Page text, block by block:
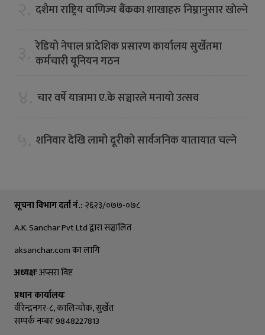
दशैमा राष्ट्रिय वाणिज्य बैंकका शाखाहरु निम्नानुसार खाेल्ने
रेडियो नेपाल प्रादेशिक प्रसारण कार्यालय सुर्खेतमा
कर्मचारी यूनियन गठन
चार वर्षे यात्रामा ए.के सञ्चारले मनायो उत्सव
शनिवार देखि लामो दूरीको सार्वजनिक यातायात चल्ने
सूचना विभाग दर्ता नं.: २६२३/०७७-०७८
A.K. Sanchar Pvt Ltd द्वारा सञ्चालित
aksanchar.com का लागि
अध्यक्षःअप्सरा विष्ट
प्रधान कार्यालयः
वीरेन्द्रनगर-८, कालिन्चाेक, सुर्खेत
सम्पर्क नम्बरः 9848227813